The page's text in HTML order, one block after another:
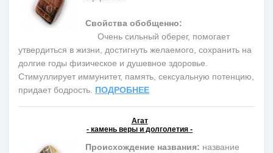
Свойства обобщенно:
Очень сильный оберег, помогает
утвердиться в жизни, достигнуть желаемого, сохранить на
долгие годы физическое и душевное здоровье.
Cтимуллирует иммунитет, память, сексуальную потенцию,
придает бодрость. ПОДРОБНЕЕ
Агат
- камень веры и долголетия -
Происхождение названия: название